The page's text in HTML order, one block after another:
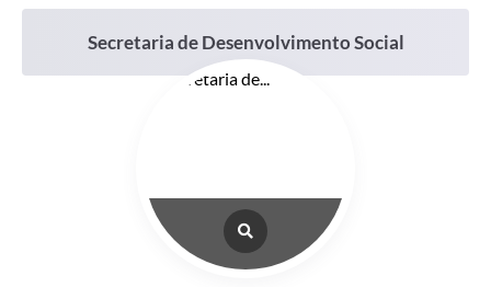
Secretaria de Desenvolvimento Social